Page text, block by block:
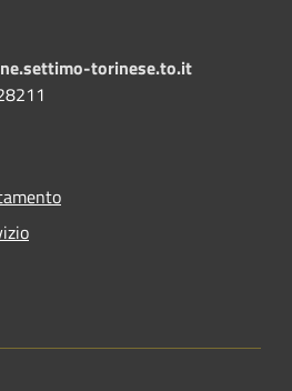
torinese.to.it